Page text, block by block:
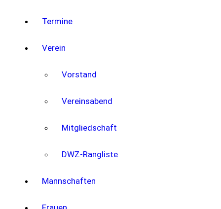
Termine
Verein
Vorstand
Vereinsabend
Mitgliedschaft
DWZ-Rangliste
Mannschaften